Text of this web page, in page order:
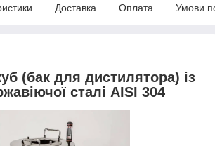
Доставка Оплата Умови
(бак для дистилятора) із
сталі AISI 304